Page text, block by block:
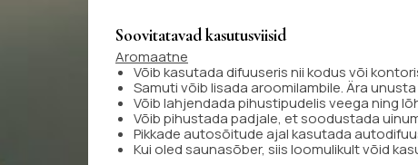
Soovitatavad kasutusviisid
Aromaatne
Võib kasutada difuuseris nii kodus või
Samuti võib lisada aroomilambile. Ära
Võib lahjendada pihustipudelis veega ning
Võib pihustada padjale, et soodustada
Pikkade autosõitude ajal kasutada
Kui oled saunasõber, siis loomulikult võid